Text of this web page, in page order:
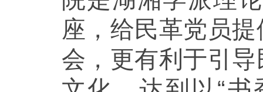
座，给民革党员
会，更有利于引